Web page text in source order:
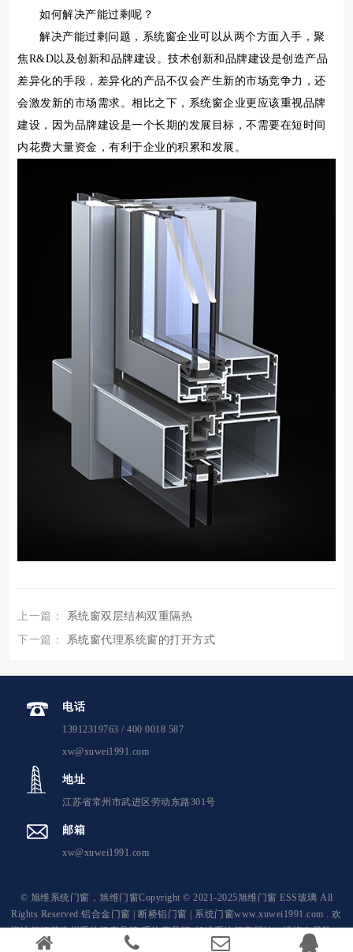
如何解决产能过剩呢？
解决产能过剩问题，系统窗企业可以从两个方面入手，聚
焦R&D以及创新和品牌建设。技术创新和品牌建设是创造产品
差异化的手段，差异化的产品不仅会产生新的市场竞争力，还
会激发新的市场需求。相比之下，系统窗企业更应该重视品牌
建设，因为品牌建设是一个长期的发展目标，不需要在短时间
内花费大量资金，有利于企业的积累和发展。
上一篇： 系统窗双层结构双重隔热
下一篇： 系统窗代理系统窗的打开方式
电话
13912319763 / 400 0018 587
xw@xuwei1991.com
地址
江苏省常州市武进区劳动东路301号
邮箱
xw@xuwei1991.com
© 旭维系统门窗，旭维门窗Copyright © 2021-2025旭维门窗 ESS玻璃 All
Rights Reserved.铝合金门窗 断桥铝门窗 系统门窗www.xuwei1991.com . 欢
迎访问江苏常州系统门窗品牌,系统窗品牌-旭维系统门窗网站。投资有风险，
加盟需谨慎！
苏ICP备2021039718号-2